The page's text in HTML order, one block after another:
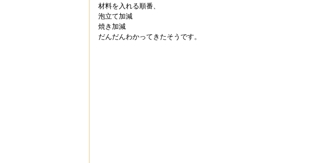
材料を入れる順番、
泡立て加減
焼き加減
だんだんわかってきたそうです。